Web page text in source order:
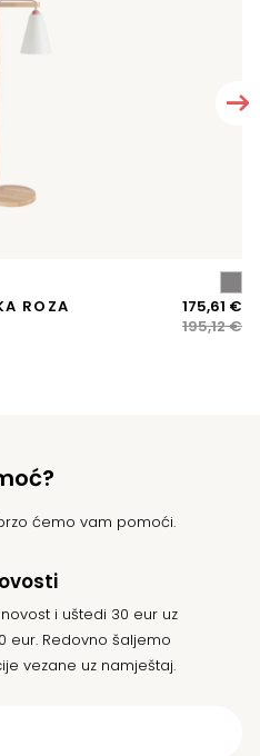
ROZA
195,12€
175,61 €
ćemo vam pomoći.
i uštedi 30 eur uz
eur. Redovno šaljemo
vezane uz namještaj.